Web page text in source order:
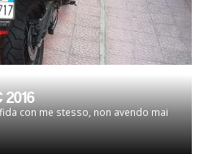
con me stesso, non avendo mai